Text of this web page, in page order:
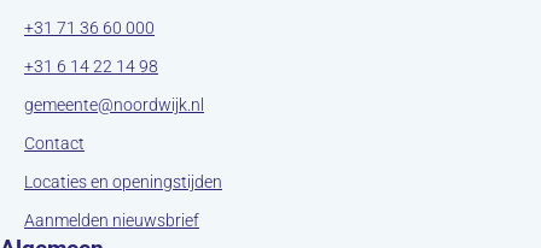
+31 71 36 60 000
+31 6 14 22 14 98
gemeente@noordwijk.nl
Contact
Locaties en openingstijden
Aanmelden nieuwsbrief(opent in nieuw tabblad)